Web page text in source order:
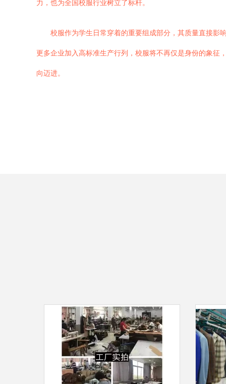
力，也为全国校服行业树立了标杆。
校服作为学生日常穿着的重要组成部分，其质量直接影
更多企业加入高标准生产行列，校服将不再仅是身份的象征
向迈进。